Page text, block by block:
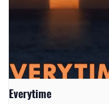
Everytime